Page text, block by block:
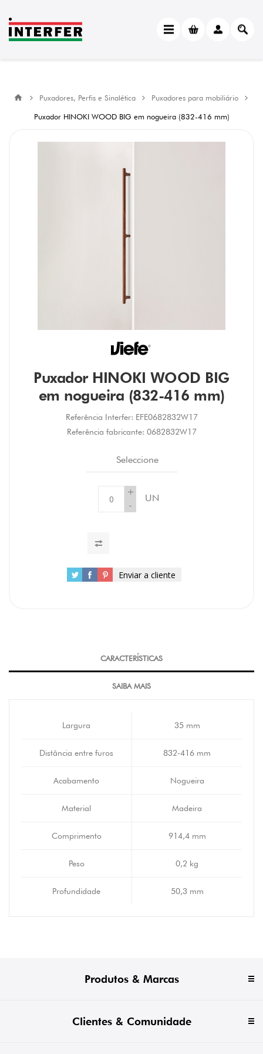
Puxadores, Perfis e Sinalética
Puxadores para mobiliário
Puxador HINOKI WOOD BIG em nogueira (832-416 mm)
Puxador HINOKI WOOD BIG
em nogueira (832-416 mm)
Referência Interfer: EFE0682832W17
Referência fabricante: 0682832W17
Seleccione
+
-
UN
Enviar a cliente
CARACTERÍSTICAS
SAIBA MAIS
Largura 35 mm
Distância entre furos 832-416 mm
Acabamento Nogueira
Material Madeira
Comprimento 914,4 mm
Peso 0,2 kg
Profundidade 50,3 mm
Produtos & Marcas
Clientes & Comunidade